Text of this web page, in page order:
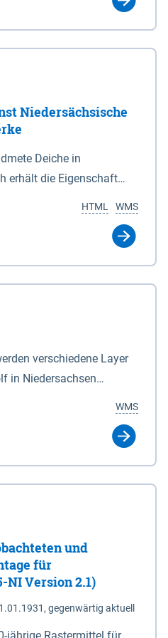
Niedersächsische
Deiche in
erhält die Eigenschaft
ausspricht. Für
Tidegewässern, die dem
erhöhten Tiden, vor allem
bestimmt sind (§2 Abs.3
durch Widmung, die
ausspricht.
WMS
HTML
verschiedene Layer
in Niedersachsen
Wolfsterritorien im
WMS
und
für
NI Version 2.1)
gegenwärtig aktuell